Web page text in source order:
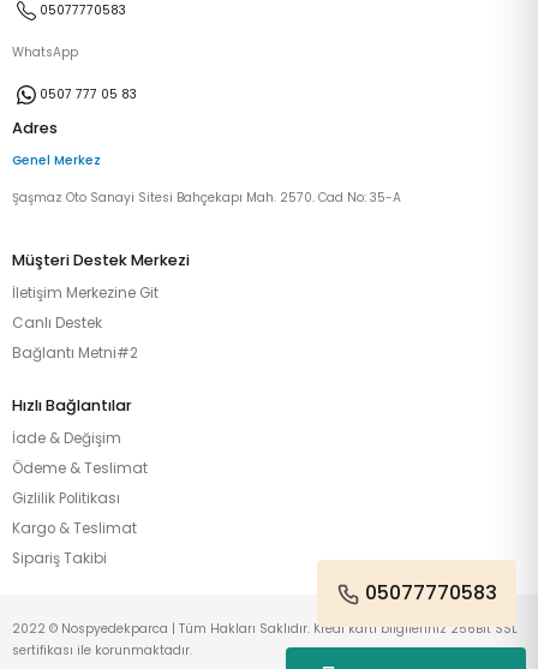
05077770583
WhatsApp
0507 777 05 83
Adres
Genel Merkez
Şaşmaz Oto Sanayi Sitesi Bahçekapı Mah. 2570. Cad No: 35-A
Müşteri Destek Merkezi
İletişim Merkezine Git
Canlı Destek
Bağlantı Metni#2
Hızlı Bağlantılar
İade & Değişim
Ödeme & Teslimat
Gizlilik Politikası
Kargo & Teslimat
Sipariş Takibi
05077770583
2022 © Nospyedekparca | Tüm Hakları Saklıdır. Kredi kartı bilgileriniz 256Bit SSL
sertifikası ile korunmaktadır.